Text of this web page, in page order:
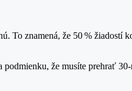
To znamená, že 50 % žiadostí
že musíte prehrať